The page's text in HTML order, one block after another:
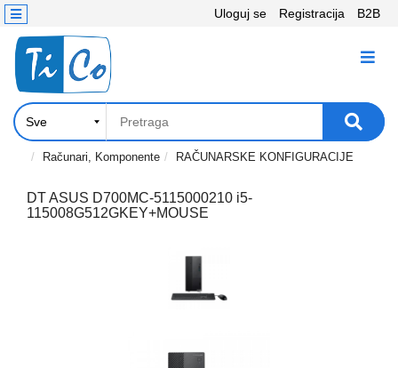
Uloguj se Registracija B2B
KATEGORIJE
Računari,
Komponente
Laptop
tablet
Kontakt
Računari, Komponente RAČUNARSKE KONFIGURACIJE
DT ASUS D700MC-5115000210 i5-
115008G512GKEY+MOUSE